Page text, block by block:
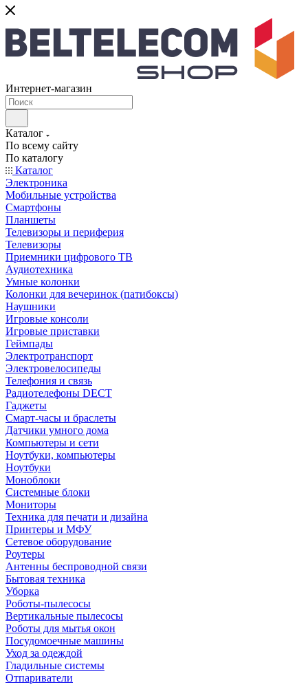
Интернет-магазин
Каталог
По всему сайту
По каталогу
Каталог
Электроника
Мобильные устройства
Смартфоны
Планшеты
Телевизоры и периферия
Телевизоры
Приемники цифрового ТВ
Аудиотехника
Умные колонки
Колонки для вечеринок (патибоксы)
Наушники
Игровые консоли
Игровые приставки
Геймпады
Электротранспорт
Электровелосипеды
Телефония и связь
Радиотелефоны DECT
Гаджеты
Смарт-часы и браслеты
Датчики умного дома
Компьютеры и сети
Ноутбуки, компьютеры
Ноутбуки
Моноблоки
Системные блоки
Мониторы
Техника для печати и дизайна
Принтеры и МФУ
Сетевое оборудование
Роутеры
Антенны беспроводной связи
Бытовая техника
Уборка
Роботы-пылесосы
Вертикальные пылесосы
Роботы для мытья окон
Посудомоечные машины
Уход за одеждой
Гладильные системы
Отпариватели